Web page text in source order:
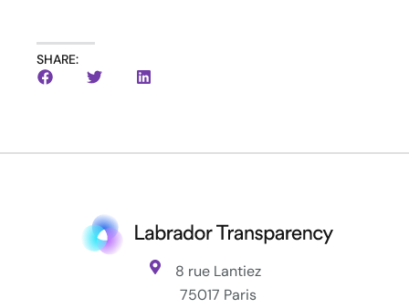
SHARE:
8 rue Lantiez
75017 Paris